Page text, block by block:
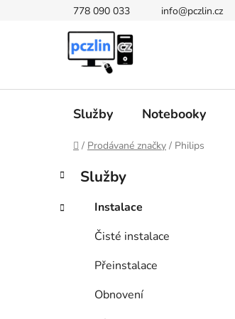
778 090 033 info@pczlin.cz
Služby Notebooky
Domů
/ Prodávané značky / Philips
P
s
Přeskočit
kategorie
K
a
e
Služby
Instalace
Čisté instalace
Přeinstalace
Obnovení